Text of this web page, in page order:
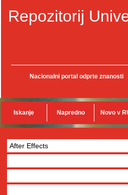
Repozitorij
Nacionalni portal odprte znanosti
Iskanje Napredno Novo v